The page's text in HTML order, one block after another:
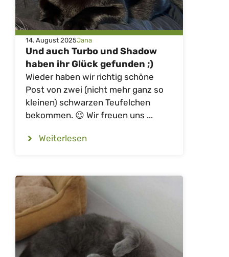
14. August 2025Jana
Und auch Turbo und Shadow
haben ihr Glück gefunden ;)
Wieder haben wir richtig schöne
Post von zwei (nicht mehr ganz so
kleinen) schwarzen Teufelchen
bekommen. 😉 Wir freuen uns ...
Weiterlesen